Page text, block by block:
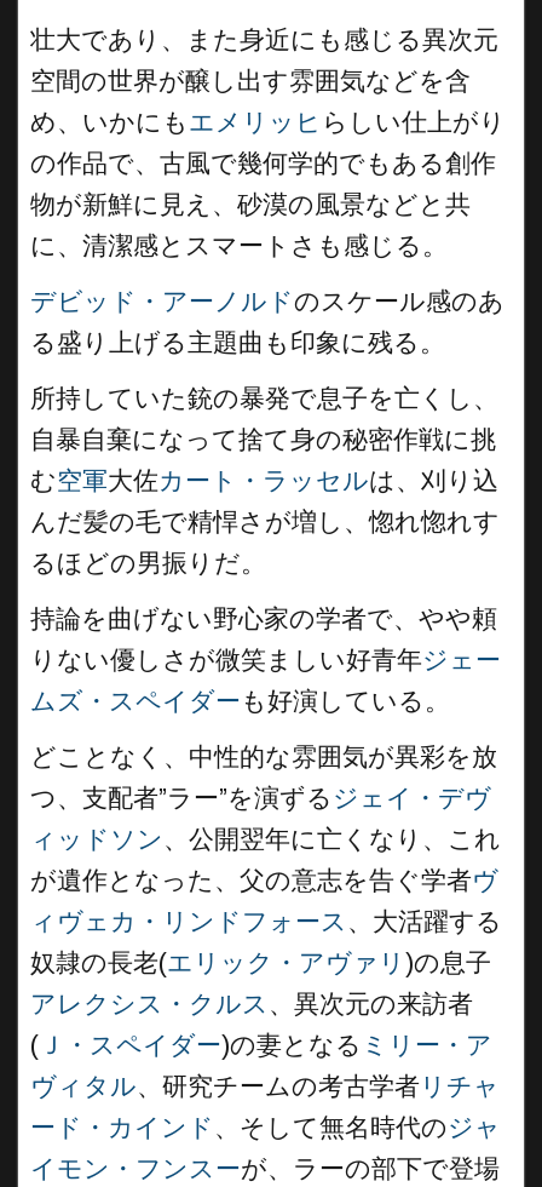
壮大であり、また身近にも感じる異次元
空間の世界が醸し出す雰囲気などを含
め、いかにも エメリッヒ らしい仕上がり
の作品で、古風で幾何学的でもある創作
物が新鮮に見え、砂漠の風景などと共
に、清潔感とスマートさも感じる。
デビッド・アーノルドのスケール感のあ
る盛り上げる主題曲も印象に残る。
所持していた銃の暴発で息子を亡くし、
自暴自棄になって捨て身の秘密作戦に挑
む空軍大佐カート・ラッセルは、刈り込
んだ髪の毛で精悍さが増し、惚れ惚れす
るほどの男振りだ。
持論を曲げない野心家の学者で、やや頼
りない優しさが微笑ましい好青年ジェー
ムズ・スペイダー も好演している。
どことなく、中性的な雰囲気が異彩を放
つ、支配者”ラー”を演ずる ジェイ・デヴ
ィッドソン 、公開翌年に亡くなり、これ
が遺作となった、父の意志を告ぐ学者ヴ
ィヴェカ・リンドフォース 、大活躍する
奴隷の長老(エリック・アヴァリ )の息子
アレクシス・クルス 、異次元の来訪者
( Ｊ・スペイダー)の妻となる ミリー・ア
ヴィタル、研究チームの考古学者 リチャ
ード・カインド 、そして無名時代のジャ
イモン・フンスーが、ラーの部下で登場